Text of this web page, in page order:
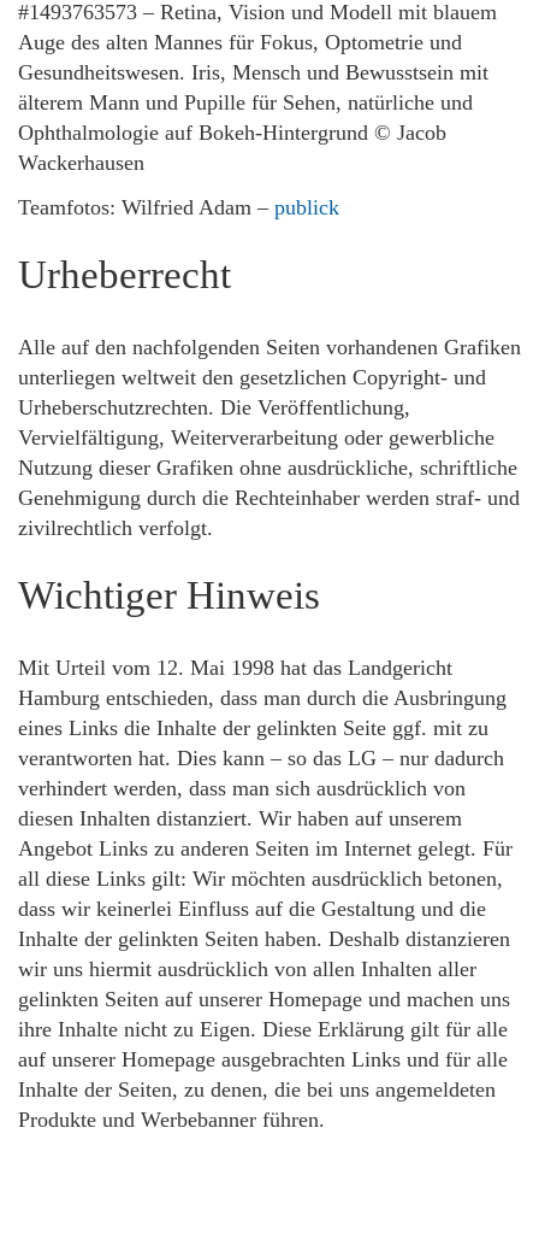
#1493763573 – Retina, Vision und Modell mit blauem
Auge des alten Mannes für Fokus, Optometrie und
Gesundheitswesen. Iris, Mensch und Bewusstsein mit
älterem Mann und Pupille für Sehen, natürliche und
Ophthalmologie auf Bokeh-Hintergrund © Jacob
Wackerhausen
Teamfotos: Wilfried Adam – publick
Urheberrecht
Alle auf den nachfolgenden Seiten vorhandenen Grafiken
unterliegen weltweit den gesetzlichen Copyright- und
Urheberschutzrechten. Die Veröffentlichung,
Vervielfältigung, Weiterverarbeitung oder gewerbliche
Nutzung dieser Grafiken ohne ausdrückliche, schriftliche
Genehmigung durch die Rechteinhaber werden straf- und
zivilrechtlich verfolgt.
Wichtiger Hinweis
Mit Urteil vom 12. Mai 1998 hat das Landgericht
Hamburg entschieden, dass man durch die Ausbringung
eines Links die Inhalte der gelinkten Seite ggf. mit zu
verantworten hat. Dies kann – so das LG – nur dadurch
verhindert werden, dass man sich ausdrücklich von
diesen Inhalten distanziert. Wir haben auf unserem
Angebot Links zu anderen Seiten im Internet gelegt. Für
all diese Links gilt: Wir möchten ausdrücklich betonen,
dass wir keinerlei Einfluss auf die Gestaltung und die
Inhalte der gelinkten Seiten haben. Deshalb distanzieren
wir uns hiermit ausdrücklich von allen Inhalten aller
gelinkten Seiten auf unserer Homepage und machen uns
ihre Inhalte nicht zu Eigen. Diese Erklärung gilt für alle
auf unserer Homepage ausgebrachten Links und für alle
Inhalte der Seiten, zu denen, die bei uns angemeldeten
Produkte und Werbebanner führen.